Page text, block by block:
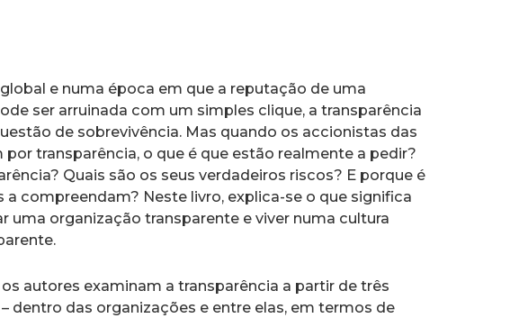
e numa época em que a reputação de uma
ser arruinada com um simples clique, a transparência
de sobrevivência. Mas quando os accionistas das
transparência, o que é que estão realmente a pedir?
Quais são os seus verdadeiros riscos? E porque é
a compreendam? Neste livro, explica-se o que significa
uma organização transparente e viver numa cultura
autores examinam a transparência a partir de três
dentro das organizações e entre elas, em termos de